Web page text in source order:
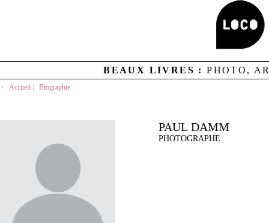
BEAUX LIVRES :PHOTO,
Accueil Biographie
PAUL DAMM
PHOTOGRAPHE